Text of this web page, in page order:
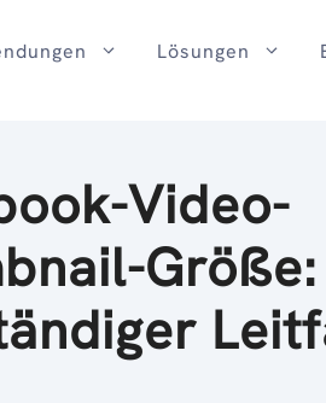
Lösungen
Video-
Größe: